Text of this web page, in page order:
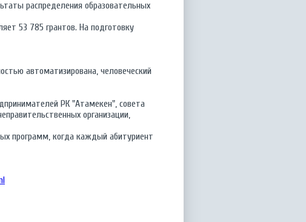
распределения образовательных
53 785 грантов. На подготовку
автоматизирована, человеческий
РК "Атамекен", совета
организации,
программ, когда каждый абитуриент